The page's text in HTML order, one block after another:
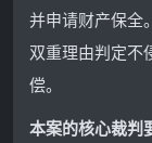
并申请财产保全
双重理由判定不
偿。
本案的核心裁判